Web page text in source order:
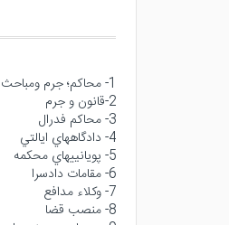
1- محاكم؛ جرم ومباحث جدال برانگيز
2-قانون و جرم
3- محاكم فدرال
4- دادگاههاي ايالتي
5- پويانييهاي محكمه
6- مقامات دادسرا
7- وكلاء مدافع
8- منصب قضا